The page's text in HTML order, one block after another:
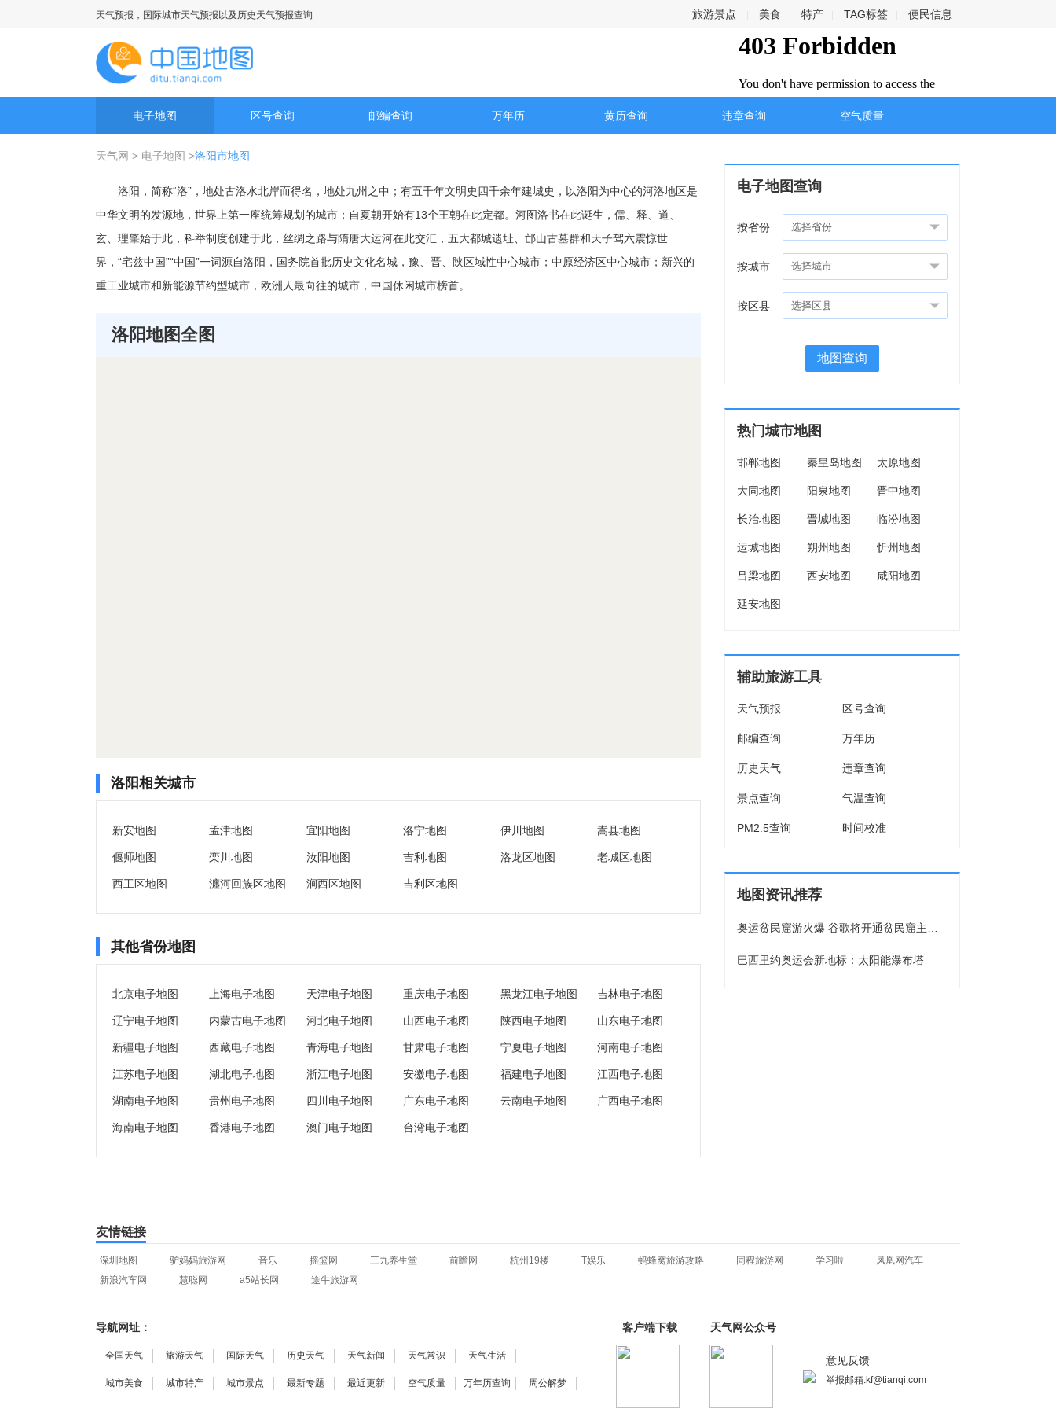
预报，旅游景点天气预报，国际城市天气预报以及历史天气预报查询 旅游景点 美食 特产 TAG标签 便民信息
电子地图 区号查询 邮编查询 万年历 黄历查询 违章查询 空气质量
天气网 > 电子地图 >洛阳市地图
洛阳，简称“洛”，地处古洛水北岸而得名，地处九州之中；有五千年文明史四千余年建城史，以洛阳为中心的河洛地区是
中华文明的发源地，世界上第一座统筹规划的城市；自夏朝开始有13个王朝在此定都。河图洛书在此诞生，儒、释、道、
玄、理肇始于此，科举制度创建于此，丝绸之路与隋唐大运河在此交汇，五大都城遗址、邙山古墓群和天子驾六震惊世
界，“宅兹中国”“中国”一词源自洛阳，国务院首批历史文化名城，豫、晋、陕区域性中心城市；中原经济区中心城市；新兴的
重工业城市和新能源节约型城市，欧洲人最向往的城市，中国休闲城市榜首。
洛阳地图全图
洛阳相关城市
新安地图 孟津地图 宜阳地图 洛宁地图 伊川地图 嵩县地图
偃师地图 栾川地图 汝阳地图 吉利地图 洛龙区地图 老城区地图
西工区地图 瀍河回族区地图 涧西区地图 吉利区地图
其他省份地图
北京电子地图 上海电子地图 天津电子地图 重庆电子地图 黑龙江电子地图 吉林电子地图
辽宁电子地图 内蒙古电子地图 河北电子地图 山西电子地图 陕西电子地图 山东电子地图
新疆电子地图 西藏电子地图 青海电子地图 甘肃电子地图 宁夏电子地图 河南电子地图
江苏电子地图 湖北电子地图 浙江电子地图 安徽电子地图 福建电子地图 江西电子地图
湖南电子地图 贵州电子地图 四川电子地图 广东电子地图 云南电子地图 广西电子地图
海南电子地图 香港电子地图 澳门电子地图 台湾电子地图
电子地图查询
按省份
按城市
按区县
地图查询
热门城市地图
邯郸地图 秦皇岛地图 太原地图
大同地图 阳泉地图 晋中地图
长治地图 晋城地图 临汾地图
运城地图 朔州地图 忻州地图
吕梁地图 西安地图 咸阳地图
延安地图
辅助旅游工具
天气预报 区号查询
邮编查询 万年历
历史天气 违章查询
景点查询 气温查询
PM2.5查询 时间校准
地图资讯推荐
奥运贫民窟游火爆 谷歌将开通贫民窟主要
街道地图
巴西里约奥运会新地标：太阳能瀑布塔
友情链接
深圳地图 驴妈妈旅游网 音乐 摇篮网 三九养生堂 前瞻网 杭州19楼 T娱乐 蚂蜂窝旅游攻略 同程旅游网 学习啦
凤凰网汽车
新浪汽车网
慧聪网 a5站长网 途牛旅游网
导航网址：
全国天气 旅游天气 国际天气 历史天气 天气新闻 天气常识 天气生活
城市美食 城市特产 城市景点 最新专题 最近更新 空气质量 万年历查询 周公解梦
客户端下载 天气网公众号
意见反馈
举报邮箱:kf@tianqi.com